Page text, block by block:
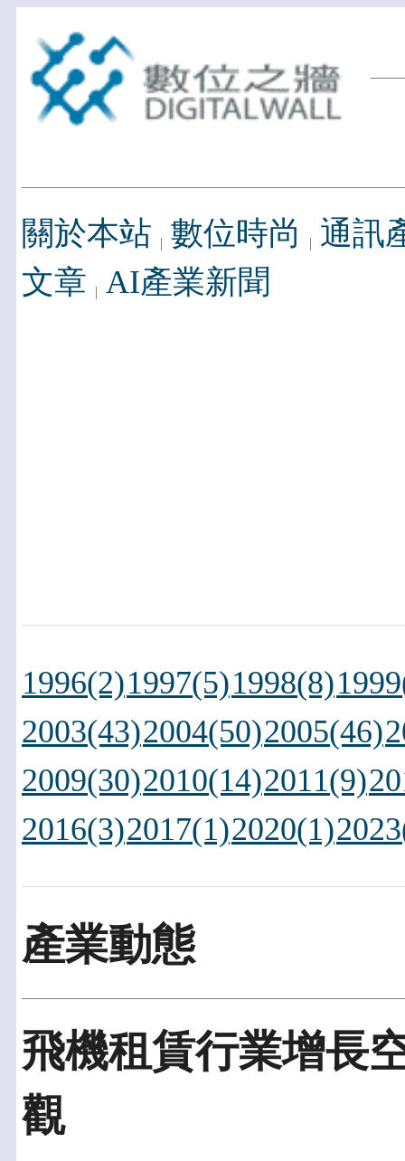
關於本站 數位時尚
通訊
文章 AI產業新聞
1996(2)1997(5)1998(8)
2003(43)2004(50)2005(46)
2009(30)2010(14)2011(9)
2016(3)2017(1)2020(1)
產業動態
飛機租賃行業增長
觀